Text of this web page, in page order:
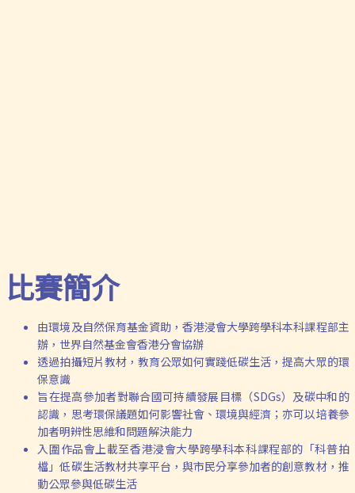
比賽簡介
由環境及自然保育基金資助，香港浸會大學跨學科本科課程部主
辦，世界自然基金會香港分會協辦
透過拍攝短片教材，教育公眾如何實踐低碳生活，提高大眾的環
保意識
旨在提高參加者對聯合國可持續發展目標（SDGs）及碳中和的
認識，思考環保議題如何影響社會、環境與經濟；亦可以培養參
加者明辨性思維和問題解決能力
入圍作品會上載至香港浸會大學跨學科本科課程部的「科普拍
檔」低碳生活教材共享平台，與市民分享參加者的創意教材，推
動公眾參與低碳生活